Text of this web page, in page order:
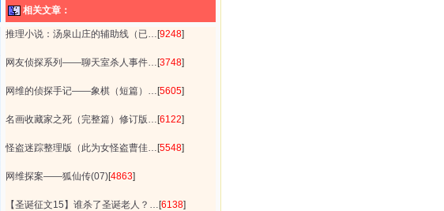
相关文章：
推理小说：汤泉山庄的辅助线（已… [9248]
网友侦探系列——聊天室杀人事件… [3748]
网维的侦探手记——象棋（短篇）… [5605]
名画收藏家之死（完整篇）修订版… [6122]
怪盗迷踪整理版（此为女怪盗曹佳… [5548]
网维探案——狐仙传(07)[4863]
【圣诞征文15】谁杀了圣诞老人？… [6138]